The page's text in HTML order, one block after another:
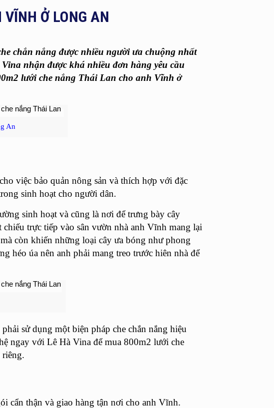
Ở LONG AN
chắn nắng được nhiều người ưa chuộng nhất
Vina nhận được khá nhiều đơn hàng yêu cầu
lưới che nắng Thái Lan cho anh Vĩnh ở
An
việc bảo quản nông sản và thích hợp với đặc
sinh hoạt cho người dân.
sinh hoạt và cũng là nơi để trưng bày cây
trực tiếp vào sân vườn nhà anh Vĩnh mang lại
còn khiến những loại cây ưa bóng như phong
héo úa nên anh phải mang treo trước hiên nhà để
sử dụng một biện pháp che chắn nắng hiệu
ngay với Lê Hà Vina để mua 800m2 lưới che
riêng.
cẩn thận và giao hàng tận nơi cho anh Vĩnh.